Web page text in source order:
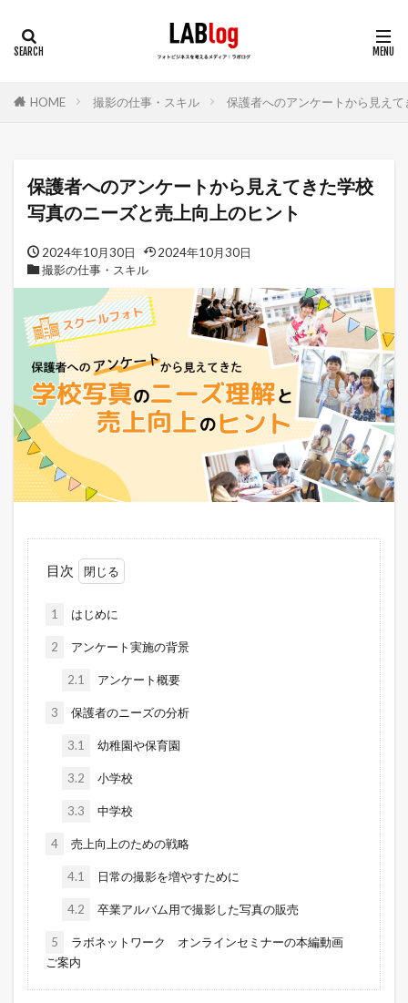
HOME 撮影の仕事・スキル 保護者へのアンケートから見え
保護者へのアンケートから見えてきた学校
写真のニーズと売上向上のヒント
2024年10月30日
2024年10月30日
撮影の仕事・スキル
目次
1 はじめに
2 アンケート実施の背景
2.1 アンケート概要
3 保護者のニーズの分析
3.1 幼稚園や保育園
3.2 小学校
3.3 中学校
4 売上向上のための戦略
4.1 日常の撮影を増やすために
4.2 卒業アルバム用で撮影した写真の販売
5
ラボネットワーク オンラインセミナーの本編動画
ご案内